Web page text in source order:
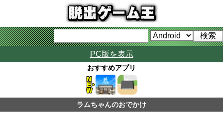
PC版を表示
おすすめアプリ
ラムちゃんのおでかけ